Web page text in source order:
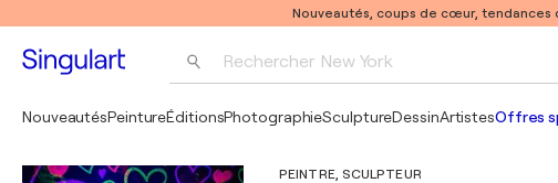
Nouveautés, coups de cœur, tendances
Rechercher New York
NouveautésPeintureÉditionsPhotographieSculptureDessinArtistesOffres
PEINTRE, SCULPTEUR